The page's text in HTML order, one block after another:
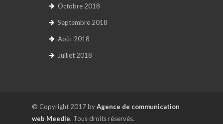
Octobre 2018
Septembre 2018
Août 2018
Juillet 2018
© Copyright 2017 byAgence de communication
web Meedle. Tous droits réservés.